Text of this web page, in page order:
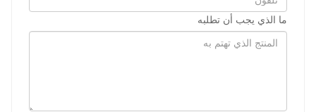
ما الذي يجب أن تطلبه